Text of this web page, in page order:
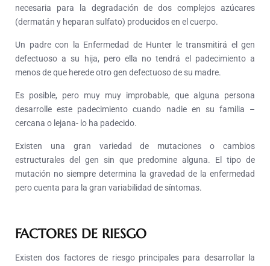
necesaria para la degradación de dos complejos azúcares
(dermatán y heparan sulfato) producidos en el cuerpo.
Un padre con la Enfermedad de Hunter le transmitirá el gen
defectuoso a su hija, pero ella no tendrá el padecimiento a
menos de que herede otro gen defectuoso de su madre.
Es posible, pero muy muy improbable, que alguna persona
desarrolle este padecimiento cuando nadie en su familia –
cercana o lejana- lo ha padecido.
Existen una gran variedad de mutaciones o cambios
estructurales del gen sin que predomine alguna. El tipo de
mutación no siempre determina la gravedad de la enfermedad
pero cuenta para la gran variabilidad de síntomas.
FACTORES DE RIESGO
Existen dos factores de riesgo principales para desarrollar la